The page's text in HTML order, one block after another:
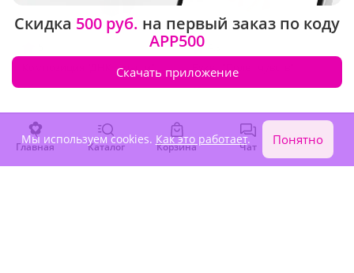
Композиция "ДНК страсти"
В наличии
8 410 ₽
Букет "Полет чувств"
В наличии
6 120 ₽
Сезонные цветы
Главная Каталог Корзина Чат Войти
Скидка 500 руб. на первый заказ по коду
APP500
Скачать приложение
Мы используем cookies. Как это работает. Понятно